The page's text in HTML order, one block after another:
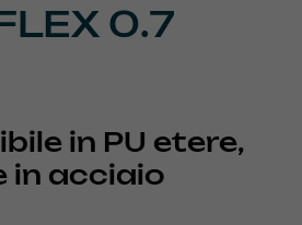
0.7
in PU etere,
in acciaio